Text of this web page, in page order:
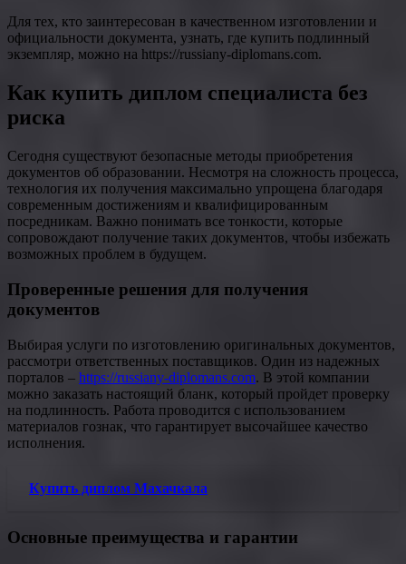
Для тех, кто заинтересован в качественном изготовлении и
официальности документа, узнать, где купить подлинный
экземпляр, можно на https://russiany-diplomans.com.
Как купить диплом специалиста без
риска
Сегодня существуют безопасные методы приобретения
документов об образовании. Несмотря на сложность процесса,
технология их получения максимально упрощена благодаря
современным достижениям и квалифицированным
посредникам. Важно понимать все тонкости, которые
сопровождают получение таких документов, чтобы избежать
возможных проблем в будущем.
Проверенные решения для получения
документов
Выбирая услуги по изготовлению оригинальных документов,
рассмотри ответственных поставщиков. Один из надежных
порталов – https://russiany-diplomans.com. В этой компании
можно заказать настоящий бланк, который пройдет проверку
на подлинность. Работа проводится с использованием
материалов гознак, что гарантирует высочайшее качество
исполнения.
Купить диплом Махачкала
Основные преимущества и гарантии